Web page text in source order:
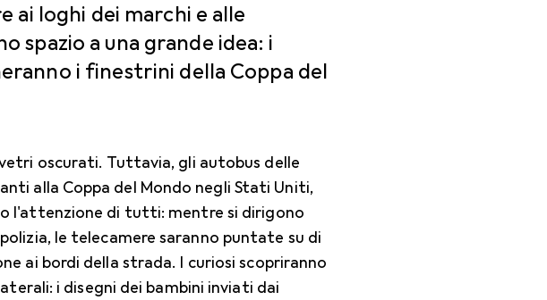
ai loghi dei marchi e alle
spazio a una grande idea: i
i finestrini della Coppa del
oscurati. Tuttavia, gli autobus delle
alla Coppa del Mondo negli Stati Uniti,
l'attenzione di tutti: mentre si dirigono
le telecamere saranno puntate su di
ai bordi della strada. I curiosi scopriranno
i disegni dei bambini inviati dai